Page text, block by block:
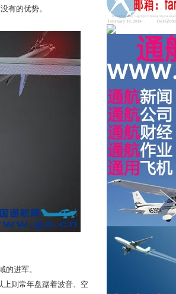
有的优势。
的进军。
上则常年盘踞着波音、空